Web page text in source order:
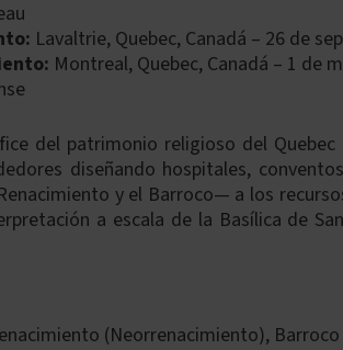
Lavaltrie, Quebec, Canadá – 26 de
Montreal, Quebec, Canadá – 1 de
del patrimonio religioso del
diseñando hospitales,
y el Barroco— a los
a escala de la Basílica de
(Neorrenacimiento),